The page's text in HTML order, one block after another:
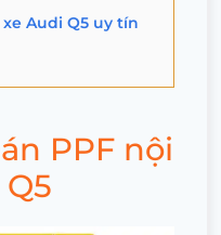
Audi Q5 uy tín
PPF nội